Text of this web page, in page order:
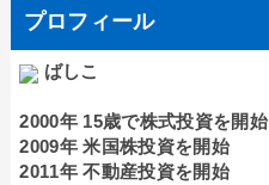
プロフィール
ばしこ
2000年 15歳で株式投資を開始
2009年 米国株投資を開始
2011年 不動産投資を開始